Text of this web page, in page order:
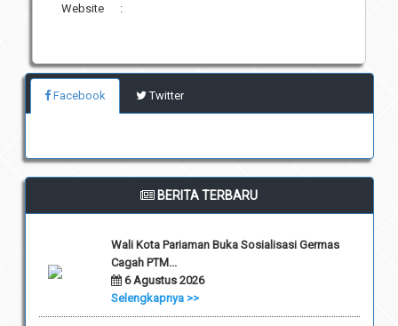
Website :
Facebook Twitter
BERITA TERBARU
Wali Kota Pariaman Buka Sosialisasi Germas
Cagah PTM...
6 Agustus 2026
Selengkapnya >>